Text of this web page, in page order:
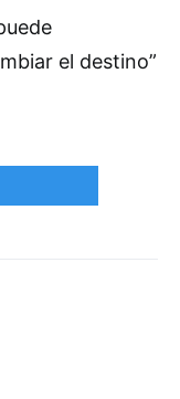
el destino”